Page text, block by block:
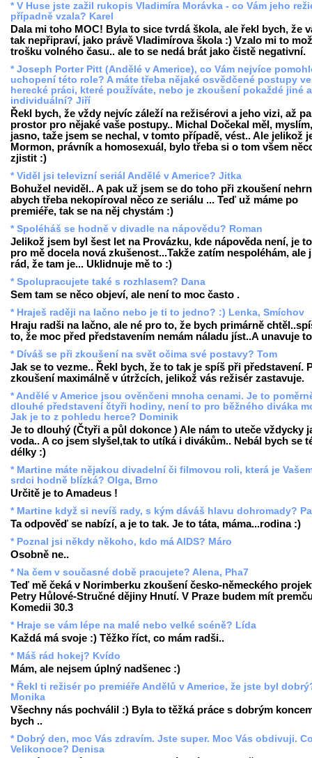
* V Huse jste zažil rukopis Vladimíra Morávka - co Vám jeho
případně vzala? Karel
Dala mi toho MOC! Byla to sice tvrdá škola, ale řekl bych, že
tak nepřipraví, jako právě Vladimírova škola :) Vzalo mi to
trošku volného času.. ale to se nedá brát jako čistě negativní.
* Joseph Porter Pitt (Andělé v Americe), co Vám nejvíce
uchopení této role? A máte třeba nějaké osvědčené postupy ve
herecké práci, které používáte, nebo je zkoušení pokaždé jiné a
individuální? Jiří
Řekl bych, že vždy nejvíc záleží na režisérovi a jeho vizi, až
prostor pro nějaké vaše postupy.. Michal Dočekal měl,
jasno, taže jsem se nechal, v tomto případě, vést.. Ale jelikož
Mormon, právník a homosexuál, bylo třeba si o tom všem
zjistit :)
* Viděl jsi televizní seriál Andělé v Americe? Jitka
Bohužel neviděl.. A pak už jsem se do toho při zkoušení
abych třeba nekopíroval něco ze seriálu ... Teď už máme po
premiéře, tak se na něj chystám :)
* Spoléháš se hodně v divadle na nápovědu? Roman
Jelikož jsem byl šest let na Provázku, kde nápověda není, je
pro mě docela nová zkušenost...Takže zatím nespoléhám, ale
rád, že tam je... Uklidnuje mě to :)
* Spolupracujete také s rozhlasem? Dana
Sem tam se něco objeví, ale není to moc často .
* Hraješ raději na lačno nebo je ti to jedno? :) Lenka, Smíchov
Hraju radši na lačno, ale né pro to, že bych primárně
to, že moc před představením nemám náladu jíst..A unavuje
* Díváš se při zkoušení na svět očima své postavy? Tom
Jak se to vezme.. Řekl bych, že to tak je spíš při představení.
zkoušení maximálně v útržcích, jelikož vás režisér zastavuje.
* Andělé v Americe jsou ověnčeni mnoha cenami. Je to
dlouhé představení čtyři hodiny, není to pro běžného diváka
Jak je to z pohledu herce? Dominik
Je to dlouhý (Čtyři a půl dokonce ) Ale nám to uteče vždycky
voda.. A co jsem slyšel,tak to utíká i divákům.. Nebál bych se
délky :)
* Martine máte nějakou divadelní či filmovou roli, která je
srdci hodně blízká? Olga, Brno
Určitě je to Amadeus !
* Martine když si nevíš rady, s kým dáváš hlavu dohromady?
Ta odpověď se nabízí, a je to tak. Je to táta, máma...rodina :)
* Poznal jsi někdy někoho, kdo má AIDS? Máro
Osobně ne..
* Na čem v současné době pracujete? Alena, Pha7
Teď mě čeká v Norimberku zkoušení česko-německého
Petry Hůlové-Stručné dějiny Hnutí. V Praze budem mít
Komedii 30.3
* Hraje se vám lépe na malé nebo velké scéně? Lída
Každá má svoje :) Těžko říct, co mám radši..
* Máš rád hokej? Kvído
Mám, ale nejsem úplný nadšenec :)
* Řekl ti režisér po premiéře Andělů v Americe, že jste byl
Monika
Všechny nás pochválil :) Byla to těžká práce s dobrým
bych ..
* Dobrý den, moc Vás zdravím. Jste super. Moc Vás obdivuji.
Velikonoce? Denisa